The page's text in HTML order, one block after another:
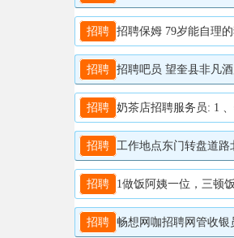
招聘 招聘保姆 79岁能自理
招聘 招聘吧员 望奎县非凡
招聘 奶茶店招聘服务员: 1
招聘 工作地点东门转盘道路
招聘 1做饭阿姨一位，三顿
招聘 畅想网咖招聘网管收银